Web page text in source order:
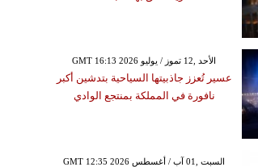
GMT 16:13 2026 الأحد ,12 تموز / يوليو
عسير تُعزز جاذبيتها السياحية بتدشين أكبر
نافورة في المملكة بمنتجع الوادي
GMT 12:35 2026 السبت ,01 آب / أغسطس